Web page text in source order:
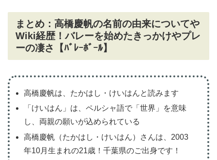
まとめ：高橋慶帆の名前の由来についてや
Wiki経歴！バレーを始めたきっかけやプレ
ーの凄さ【ﾊﾞﾚｰﾎﾞｰﾙ】
高橋慶帆は、たかはし・けいはんと読みます
「けいはん」は、ペルシャ語で「世界」を意味
し、両親の願いが込められている
高橋慶帆（たかはし・けいはん）さんは、2003
年10月生まれの21歳！千葉県のご出身です！